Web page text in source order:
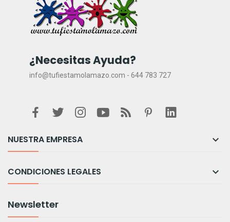
¿Necesitas Ayuda?
info@tufiestamolamazo.com - 644 783 727
NUESTRA EMPRESA 
CONDICIONES LEGALES 
Newsletter